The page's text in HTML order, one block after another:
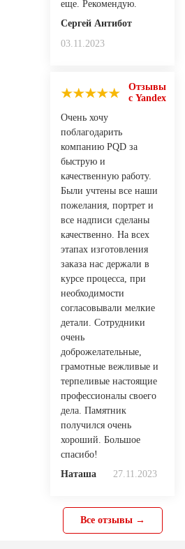
еще. Рекомендую.
Сергей Антибот
03.11.2023
Отзывы
с Yandex
Очень хочу
поблагодарить
компанию PQD за
быструю и
качественную работу.
Были учтены все наши
пожелания, портрет и
все надписи сделаны
качественно. На всех
этапах изготовления
заказа нас держали в
курсе процесса, при
необходимости
согласовывали мелкие
детали. Сотрудники
очень
доброжелательные,
грамотные вежливые и
терпеливые настоящие
профессионалы своего
дела. Памятник
получился очень
хороший. Большое
спасибо!
Наташа
27.11.2023
Все отзывы →